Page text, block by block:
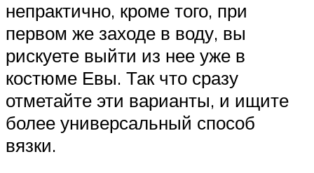
непрактично, кроме того, при
первом же заходе в воду, вы
рискуете выйти из нее уже в
костюме Евы. Так что сразу
отметайте эти варианты, и ищите
более универсальный способ
вязки.